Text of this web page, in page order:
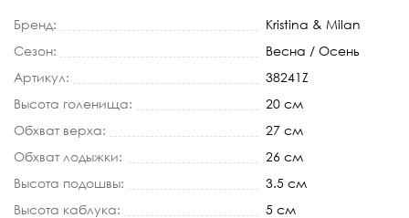
Бренд:
Kristina & Milan
Сезон:
Весна / Осень
Артикул:
38241Z
Высота голенища:
20 см
Обхват верха:
27 см
Обхват лодыжки:
26 см
Высота подошвы:
3.5 см
Высота каблука:
5 см